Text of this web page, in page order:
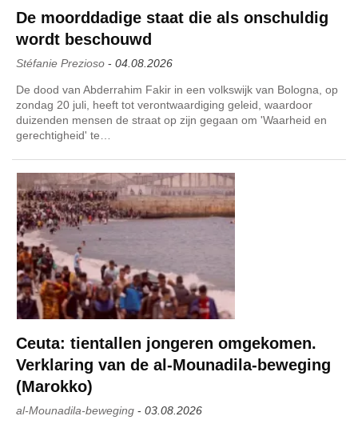
De moorddadige staat die als onschuldig
wordt beschouwd
Stéfanie Prezioso - 04.08.2026
De dood van Abderrahim Fakir in een volkswijk van Bologna, op
zondag 20 juli, heeft tot verontwaardiging geleid, waardoor
duizenden mensen de straat op zijn gegaan om 'Waarheid en
gerechtigheid' te…
Ceuta: tientallen jongeren omgekomen.
Verklaring van de al-Mounadila-beweging
(Marokko)
al-Mounadila-beweging - 03.08.2026